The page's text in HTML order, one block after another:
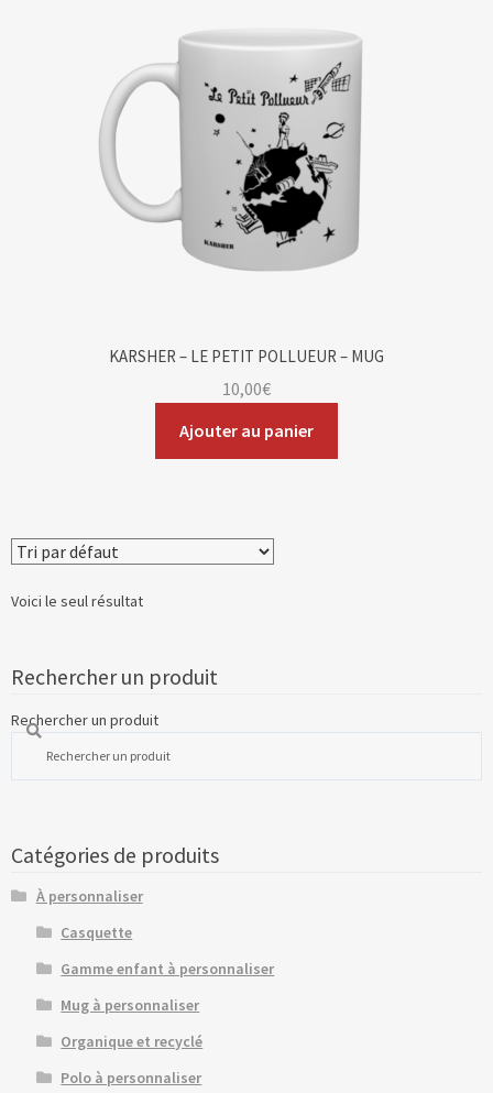
Contact & devis
KARSHER – LE PETIT POLLUEUR – MUG
10,00€
Ajouter au panier
Voici le seul résultat
Rechercher un produit
Rechercher un produit
Catégories de produits
À personnaliser
Casquette
Gamme enfant à personnaliser
Mug à personnaliser
Organique et recyclé
Polo à personnaliser